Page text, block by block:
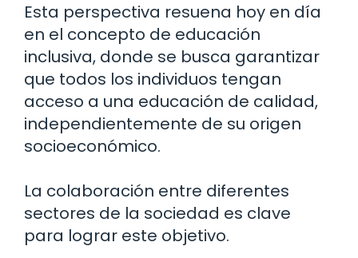
Esta perspectiva resuena hoy en día
en el concepto de educación
inclusiva, donde se busca garantizar
que todos los individuos tengan
acceso a una educación de calidad,
independientemente de su origen
socioeconómico.
La colaboración entre diferentes
sectores de la sociedad es clave
para lograr este objetivo.